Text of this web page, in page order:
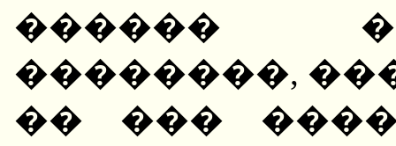
������
��������,
�� ���